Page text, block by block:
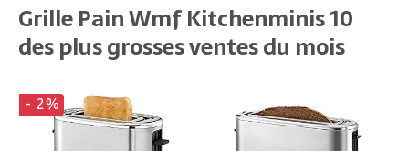
Grille Pain Wmf Kitchenminis 10
des plus grosses ventes du mois
- 2%